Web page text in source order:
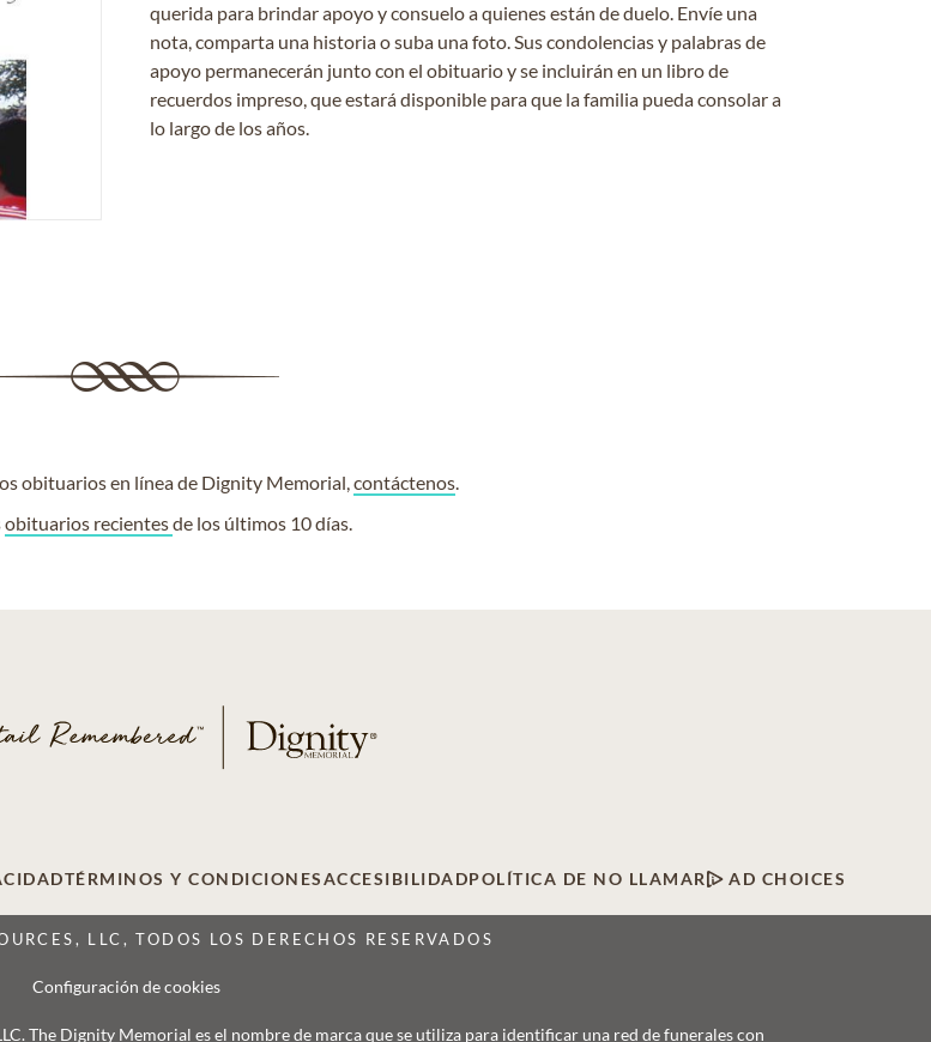
querida para brindar apoyo y consuelo a quienes están de duelo. Envíe una
nota, comparta una historia o suba una foto. Sus condolencias y palabras de
apoyo permanecerán junto con el obituario y se incluirán en un libro de
recuerdos impreso, que estará disponible para que la familia pueda consolar a
lo largo de los años.
obituarios en línea de Dignity Memorial,contáctenos.
obituarios recientesde los últimos 10 días.
TÉRMINOS Y CONDICIONESACCESIBILIDADPOLÍTICA DE NO LLAMAR AD CHOICES
LLC, TODOS LOS DERECHOS RESERVADOS
Configuración de cookies
The Dignity Memorial es el nombre de marca que se utiliza para identificar una red de funerales con